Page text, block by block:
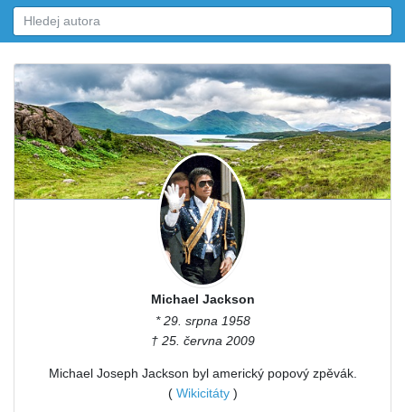
Michael Jackson
* 29. srpna 1958
† 25. června 2009
Michael Joseph Jackson byl americký popový zpěvák.
( Wikicitáty)